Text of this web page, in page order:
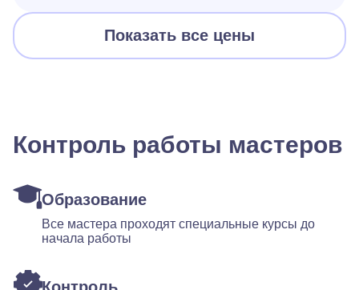
Показать все цены
Контроль работы мастеров
Образование
Все мастера проходят специальные курсы до
начала работы